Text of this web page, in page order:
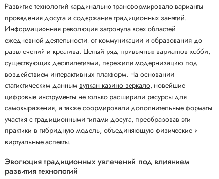
Развитие технологий кардинально трансформировало варианты
проведения досуга и содержание традиционных занятий.
Информационная революция затронула всех областей
ежедневной деятельности, от коммуникации и образования до
развлечений и креатива. Целый ряд привычных вариантов хобби,
существующих десятилетиями, пережили модернизацию под
воздействием интерактивных платформ. На основании
статистическим данным вулкан казино зеркало, новейшие
цифровые инструменты не только расширили ресурсы для
самовыражения, а также сформировали дополнительные форматы
участия с традиционными типами досуга, преобразовав эти
практики в гибридную модель, объединяющую физические и
виртуальные аспекты.
Эволюция традиционных увлечений под влиянием
развития технологий